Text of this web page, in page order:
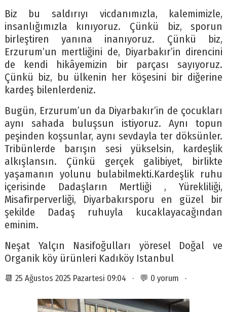
Biz bu saldırıyı vicdanımızla, kalemimizle,
insanlığımızla kınıyoruz. Çünkü biz, sporun
birleştiren yanına inanıyoruz. Çünkü biz,
Erzurum’un mertliğini de, Diyarbakır’in direncini
de kendi hikâyemizin bir parçası sayıyoruz.
Çünkü biz, bu ülkenin her köşesini bir diğerine
kardeş bilenlerdeniz.
Bugün, Erzurum’un da Diyarbakır’in de çocukları
aynı sahada buluşsun istiyoruz. Aynı topun
peşinden koşsunlar, aynı sevdayla ter döksünler.
Tribünlerde barışın sesi yükselsin, kardeşlik
alkışlansın. Çünkü gerçek galibiyet, birlikte
yaşamanın yolunu bulabilmekti.Kardeşlik ruhu
içerisinde Dadaşların Mertliği , Yürekliliği,
Misafirperverliği, Diyarbakırsporu en güzel bir
şekilde Dadaş ruhuyla kucaklayacağından
eminim.
Neşat Yalçın Nasifoğulları yöresel Doğal ve
Organik köy ürünleri Kadıköy Istanbul
📆 25 Ağustos 2025 Pazartesi 09:04 · 💬 0 yorum ·